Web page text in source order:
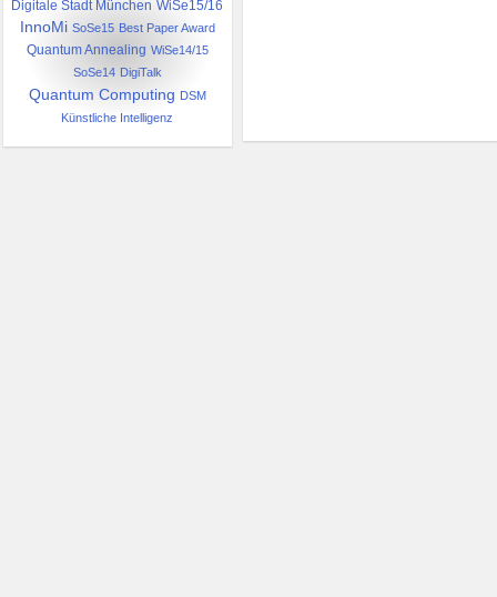
Digitale Stadt München WiSe15/16
InnoMi SoSe15 Best Paper Award
Quantum Annealing WiSe14/15
SoSe14 DigiTalk
Quantum Computing DSM
Künstliche Intelligenz